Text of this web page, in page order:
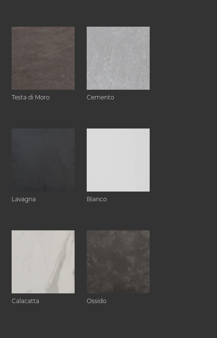
Testa di Moro Cemento
Lavagna Bianco
Calacatta Ossido